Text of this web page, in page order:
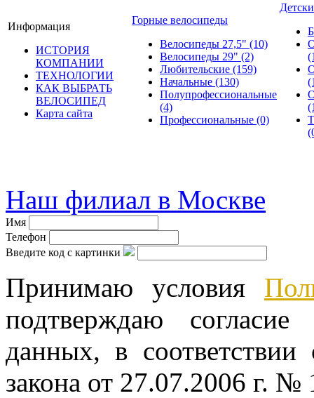
Информация
ИСТОРИЯ
КОМПАНИИ
ТЕХНОЛОГИИ
КАК ВЫБРАТЬ
ВЕЛОСИПЕД
Карта сайта
Горные велосипеды
Велосипеды 27,5" (10)
Велосипеды 29" (2)
Любительские (159)
Начальные (130)
Полупрофессиональные
(4)
Профессиональные (0)
Наш филиал в Москве
Имя
Телефон
Введите код с картинки
Принимаю условия
подтверждаю
данных, в
закона от 27.07.2006 г.